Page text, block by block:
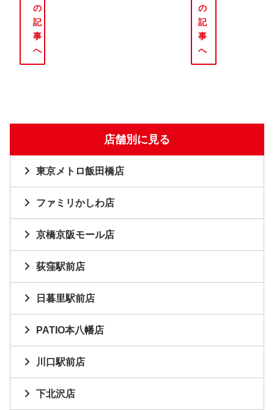
の
記
事
へ
の
記
事
へ
店舗別に見る
東京メトロ飯田橋店
ファミリかしわ店
京橋京阪モール店
荻窪駅前店
日暮里駅前店
PATIO本八幡店
川口駅前店
下北沢店